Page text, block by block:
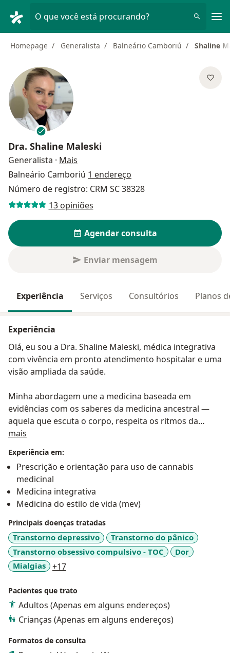
O que você está procurando?
Homepage Generalista Balneário Camboriú Shaline
Dra. Shaline Maleski
Generalista · Mais
Balneário Camboriú 1 endereço
Número de registro: CRM SC 38328
13 opiniões
Agendar consulta
Enviar mensagem
Experiência Serviços Consultórios Planos
Experiência
Olá, eu sou a Dra. Shaline Maleski, médica integrativa
com vivência em pronto atendimento hospitalar e uma
visão ampliada da saúde.
Minha abordagem une a medicina baseada em
evidências com os saberes da medicina ancestral —
aquela que escuta o corpo, respeita os ritmos da
natureza e reconhece o poder de cura presente em
Cuido de pacientes com dores crônicas, distúrbios
intestinais e transtornos emocionais, mas também
atuo de forma preventiva — ajudando pessoas a
cultivarem saúde antes do adoecimento, com foco em
equilíbrio, vitalidade e longevidade.
Meus tratamentos são personalizados e podem
envolver terapias farmacológicas, canabinoides
medicinais, suplementação com micronutrientes,
vibracionais.
Acredito na medicina como um caminho de reconexão
profundo, individualizado e integrado à essência de
mais
Experiência em:
Prescrição e orientação para uso de cannabis
medicinal
Medicina integrativa
Medicina do estilo de vida (mev)
Principais doenças tratadas
Transtorno depressivo
Transtorno do pânico
Transtorno obsessivo compulsivo - TOC
Dor
Mialgias
+17a11y_sr_more_diseases
Pacientes que trato
Adultos (Apenas em alguns endereços)
Crianças (Apenas em alguns endereços)
Formatos de consulta